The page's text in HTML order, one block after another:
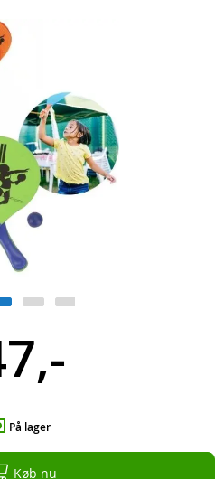
På lager
Køb nu